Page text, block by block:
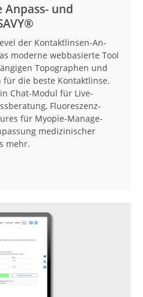
und
der Kontaktlinsen-An­
moderne webbasierte Tool
Topo­gra­phen und
die beste Kontakt­lin­se.
Chat-Modul für Live-
Fluoreszenz-
für Myopie-Manage­
medi­zi­ni­scher
mehr.